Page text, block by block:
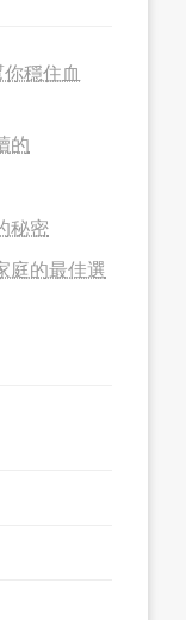
穩住血
的
秘密
庭的最佳選